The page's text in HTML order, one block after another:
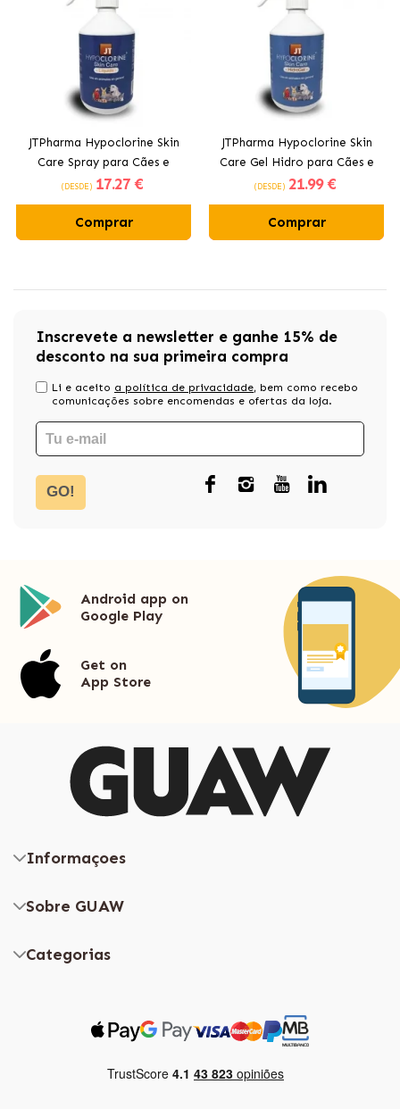
JTPharma Hypoclorine Skin
Care Spray para Cães e
Gatos
(DESDE) 17.27 €
Comprar
JTPharma Hypoclorine Skin
Care Gel Hidro para Cães e
Gatos
(DESDE) 21.99 €
Comprar
Inscrevete a newsletter e ganhe 15% de
desconto na sua primeira compra
Li e aceito a política de privacidade, bem como recebo
comunicações sobre encomendas e ofertas da loja.
GO!
Android app on
Google Play
Get on
App Store
Informaçoes
Sobre GUAW
Categorias